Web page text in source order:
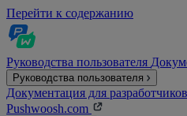
Перейти к содержанию
Руководства пользователя
Руководства пользователя
Документация для разработчиков
Pushwoosh.com